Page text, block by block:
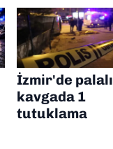
İzmir'de palalı
kavgada 1
tutuklama